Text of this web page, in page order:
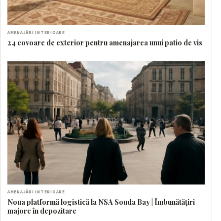
AMENAJĂRI INTERIOARE
24 covoare de exterior pentru amenajarea unui patio de vis
AMENAJĂRI INTERIOARE
Noua platformă logistică la NSA Souda Bay | Îmbunătățiri
majore în depozitare